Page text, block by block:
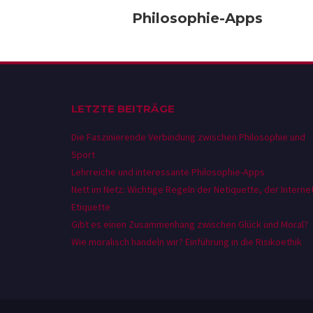
Philosophie-Apps
LETZTE BEITRÄGE
Die Faszinierende Verbindung zwischen Philosophie und
Sport
Lehrreiche und interessante Philosophie-Apps
Nett im Netz: Wichtige Regeln der Netiquette, der
Etiquette
Gibt es einen Zusammenhang zwischen Glück und Moral?
Wie moralisch handeln wir? Einführung in die Risikoethik